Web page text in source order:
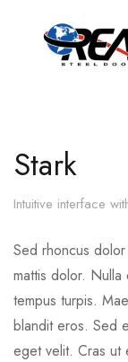
Stark
Intuitive interface
Sed rhoncus
mattis dolor. Nulla
tempus turpis.
blandit eros. Sed
eget velit. Cras ut